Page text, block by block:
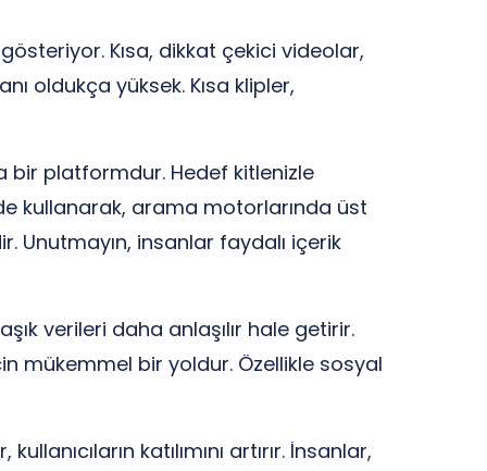
Kısa, dikkat çekici videolar,
oldukça yüksek. Kısa klipler,
bir platformdur. Hedef kitlenizle
kullanarak, arama motorlarında üst
Unutmayın, insanlar faydalı içerik
verileri daha anlaşılır hale getirir.
mükemmel bir yoldur. Özellikle sosyal
katılımını artırır. İnsanlar,